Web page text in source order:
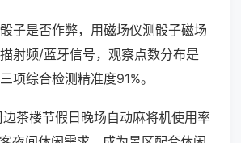
子是否作弊，用磁场仪测骰子磁场
射频/蓝牙信号，观察点数分布是
项综合检测精准度91%。
茶楼节假日晚场自动麻将机使用率